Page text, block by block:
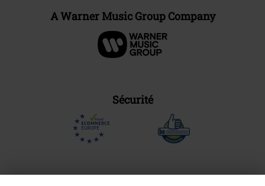
A Warner Music Group Company
Sécurité